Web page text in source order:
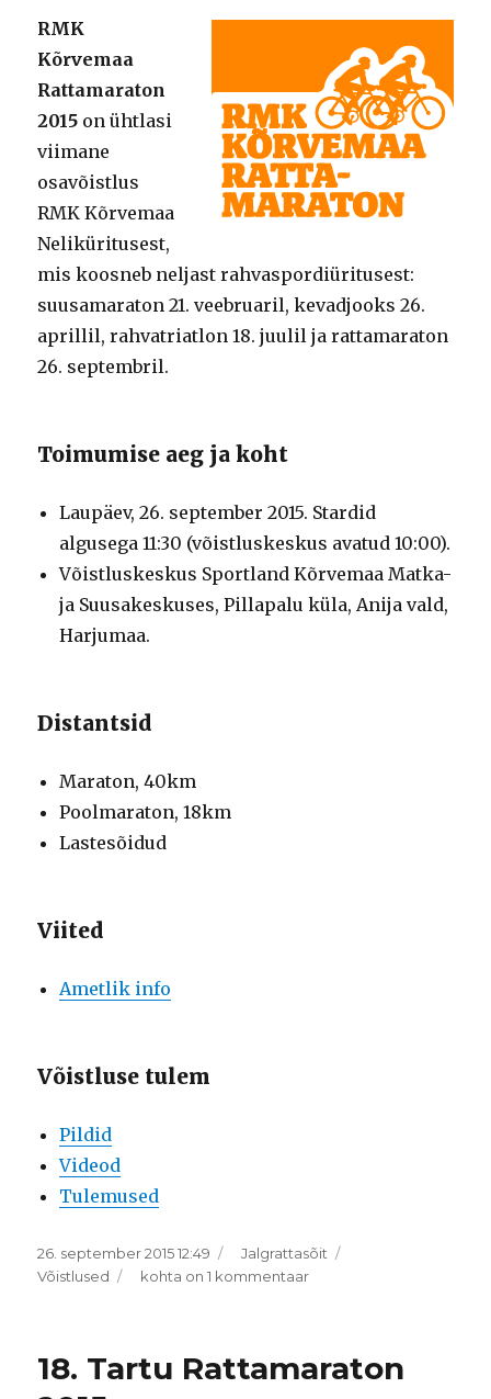
RMK
Kõrvemaa
Rattamaraton
2015 on ühtlasi
viimane
osavõistlus
RMK Kõrvemaa
Neliküritusest,
mis koosneb neljast rahvaspordiüritusest:
suusamaraton 21. veebruaril, kevadjooks 26.
aprillil, rahvatriatlon 18. juulil ja rattamaraton
26. septembril.
Toimumise aeg ja koht
Laupäev, 26. september 2015. Stardid
algusega 11:30 (võistluskeskus avatud 10:00).
Võistluskeskus Sportland Kõrvemaa Matka-
ja Suusakeskuses, Pillapalu küla, Anija vald,
Harjumaa.
Distantsid
Maraton, 40km
Poolmaraton, 18km
Lastesõidud
Viited
Ametlik info
Võistluse tulem
Pildid
Videod
Tulemused
Postitatud
26. september 2015 12:49 Rubriigid
Jalgrattasõit
Sildid
Võistlused
RMK
kohta on 1 kommentaar
18. Tartu Rattamaraton